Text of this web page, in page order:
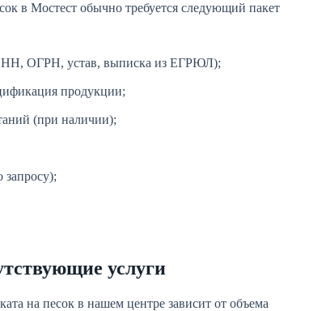
в Мостест обычно требуется следующий пакет
ОГРН, устав, выписка из ЕГРЮЛ);
продукции;
(при наличии);
запросу);
услуги
на песок в нашем центре зависит от объема